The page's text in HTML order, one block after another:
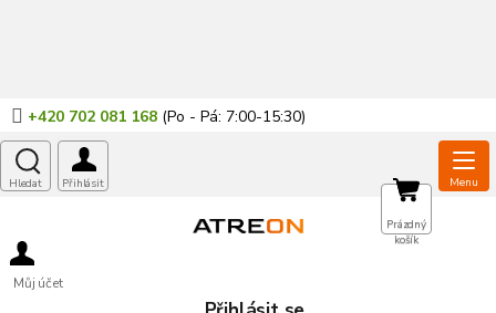
+420 702 081 168
Můj účet
NÁKUPNÍ
KOŠÍK
Prázdný
košík